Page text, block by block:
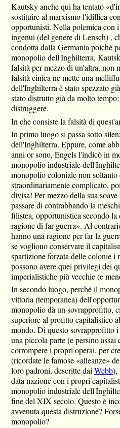
Kautsky anche qui ha tentato
sostituire al marxismo l'idillica
opportunisti. Nella polemica con
ingenui (del genere di Lensch) ,
condotta dalla Germania poiché
monopolio dell'Inghilterra,
falsità per mezzo di un'altra, non
falsità cinica ne mette una
dell'Inghilterra è stato spezzato
stato distrutto già da molto
distruggere.
In che consiste la falsità di
In primo luogo si passa sotto
dell'Inghilterra. Eppure, come
anni or sono, Engels l'indicò in
monopolio industriale
monopolio coloniale non soltanto
straordinariamente complicato,
divisa! Per mezzo della sua
passare di contrabbando la
filistea, opportunistica secondo
ragione di far guerra». Al
hanno una ragione per far la
se vogliono conservare il
spartizione forzata delle colonie i
possono avere quei privilegi dei
imperialistiche più vecchie (e
In secondo luogo, perché il
vittoria (temporanea)
monopolio dà un sovrapprofitto,
superiore al profitto capitalistico
mondo. Di questo sovrapprofitto
una piccola parte (e persino assai
corrompere i propri operai, per
(ricordate le famose «alleanze»
loro padroni, descritte daiWebb),
data nazione con i propri
monopolio industriale
fine del XIX secolo. Questo è
avvenuta questa distruzione?
monopolio?